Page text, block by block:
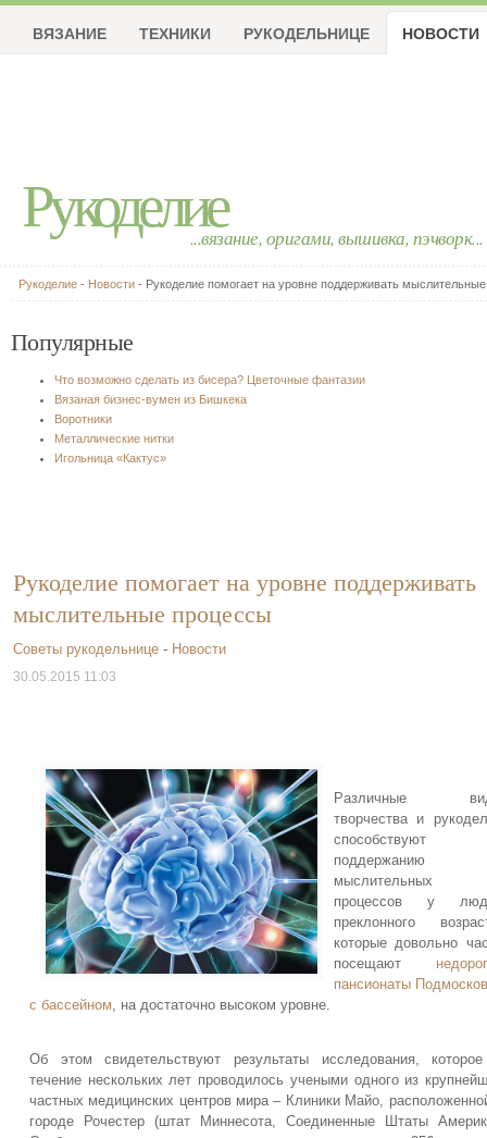
Рукоделие...вязание, оригами, вышивка, пэчворк...
ВЯЗАНИЕ ТЕХНИКИ РУКОДЕЛЬНИЦЕ НОВОСТИ
Рукоделие - Новости - Рукоделие помогает на уровне поддерживать
Популярные
Что возможно сделать из бисера? Цветочные фантазии
Вязаная бизнес-вумен из Бишкека
Воротники
Металлические нитки
Игольница «Кактус»
Рукоделие помогает на уровне поддерживать
мыслительные процессы
Советы рукодельнице - Новости
30.05.2015 11:03
Различные
творчества и
способствуют
поддержанию
мыслительных
процессов у
преклонного
которые довольно
посещают
пансионаты
с бассейном, на достаточно высоком уровне.
Об этом свидетельствуют результаты исследования,
течение нескольких лет проводилось учеными одного из
частных медицинских центров мира – Клиники Майо,
городе Рочестер (штат Миннесота, Соединенные Штаты